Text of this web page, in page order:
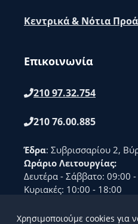
Κεντρικά & Νότια
Επικοινωνία
210 97.32.754
210 76.00.885
Έδρα: Συβρισσαρίου 2,
Ωράριο Λειτουργίας:
Δευτέρα - Σάββατο: 09:00
Κυριακές: 10:00 - 18:00